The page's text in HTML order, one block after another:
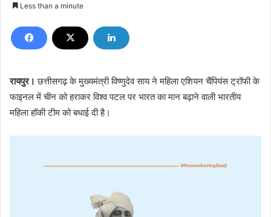
Less than a minute
रायपुर। छत्तीसगढ़ के मुख्यमंत्री विष्णुदेव साय ने महिला एशियन चैंपियंस ट्रॉफी के
फाइनल में चीन को हराकर विश्व पटल पर भारत का मान बढ़ाने वाली भारतीय
महिला हॉकी टीम को बधाई दी है।